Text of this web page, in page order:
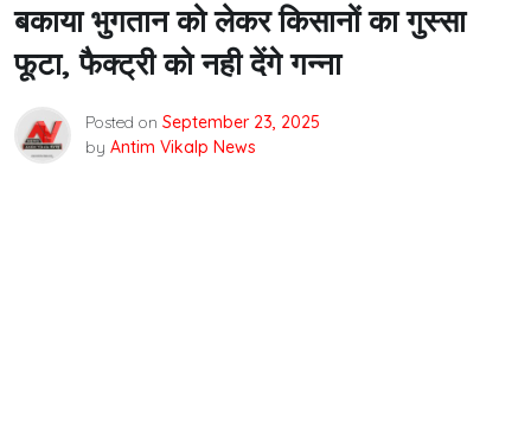
बकाया भुगतान को लेकर किसानों का गुस्सा
फूटा, फैक्ट्री को नही देंगे गन्ना
Posted on September 23, 2025
by Antim Vikalp News